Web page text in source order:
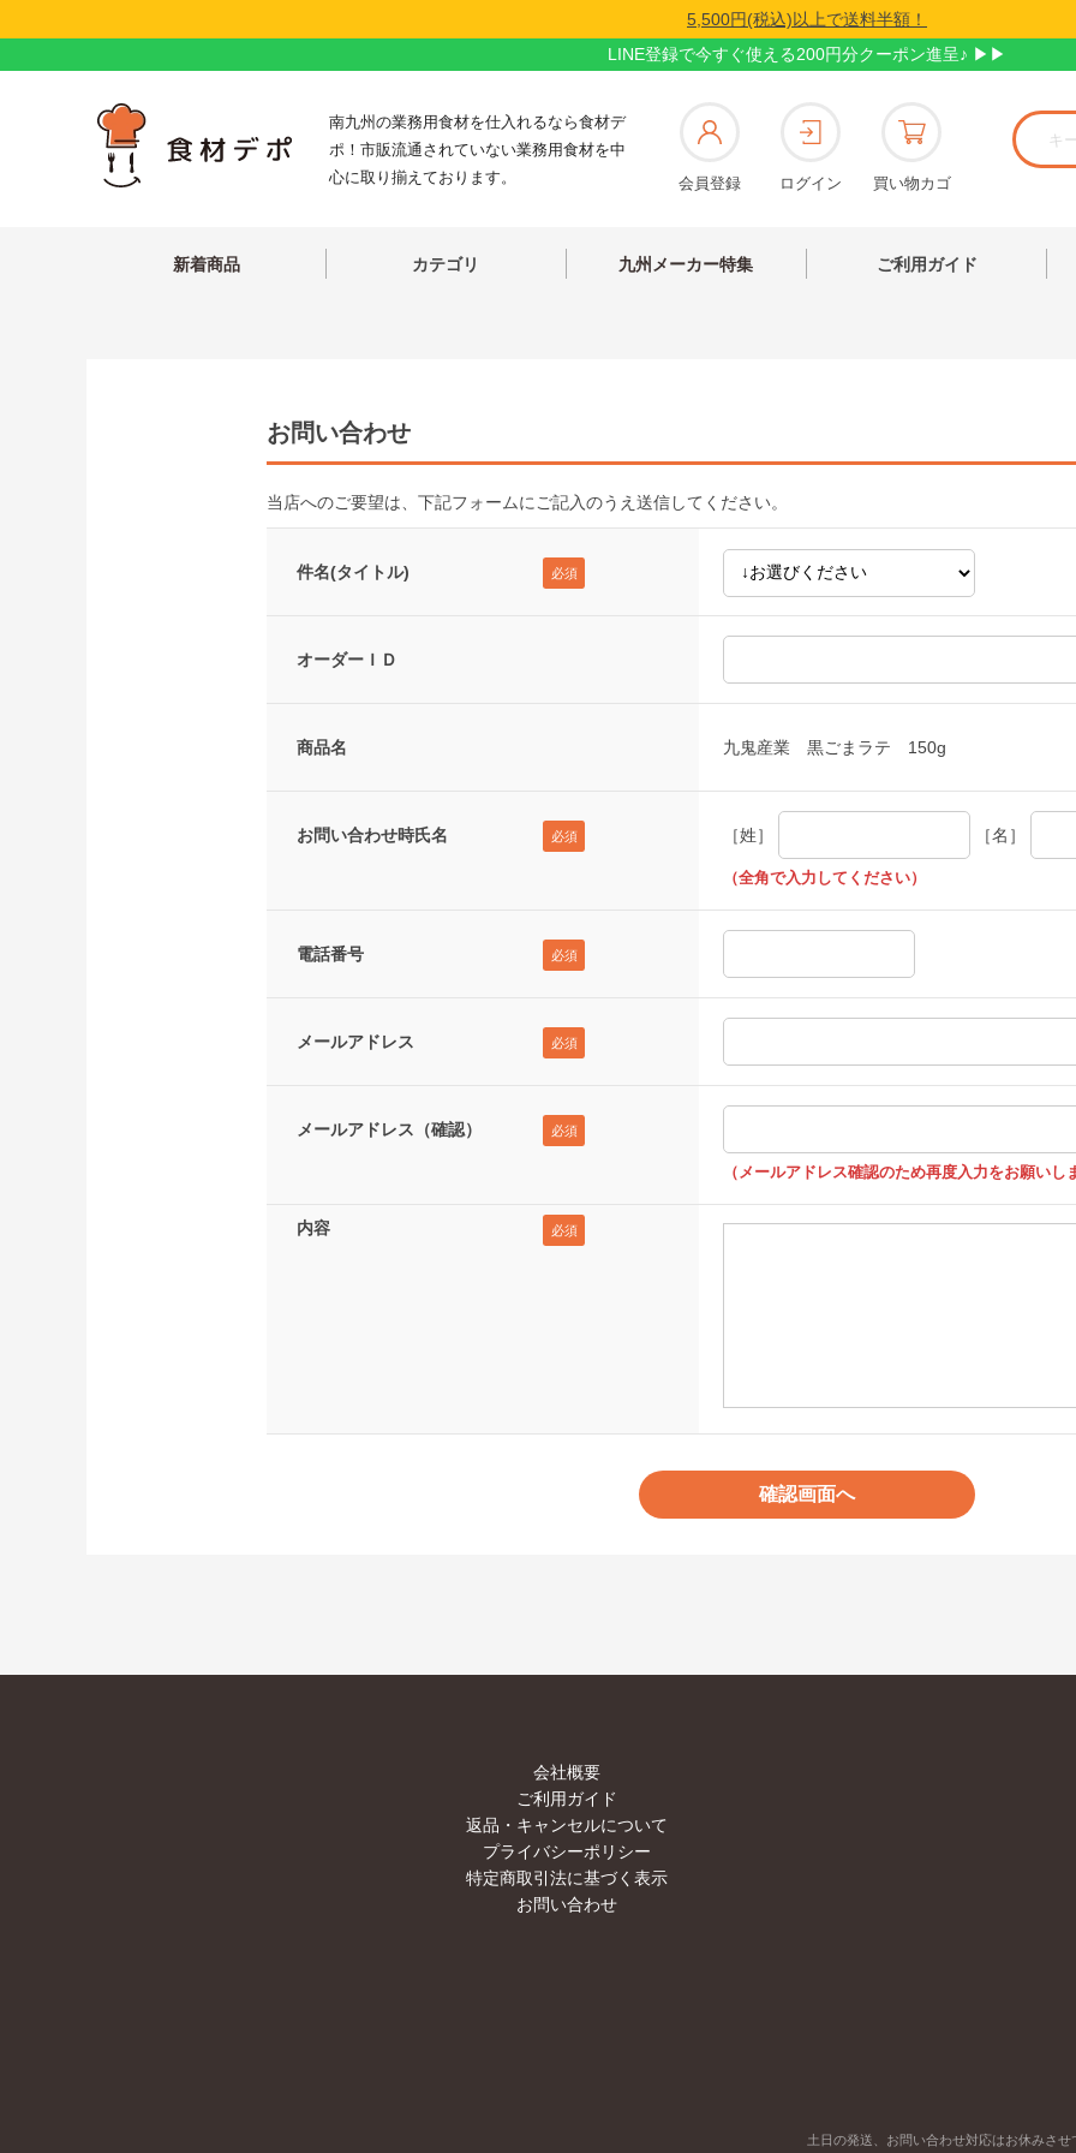
5,500円(税込)以上で送料半額！
LINE登録で今すぐ使える200円分クーポン進呈♪ ▶▶
南九州の業務用食材を仕入れるなら食材デ
ポ！市販流通されていない業務用食材を中
心に取り揃えております。
会員登録 ログイン 買い物カゴ
新着商品 カテゴリ 九州メーカー特集 ご利用ガイド
お問い合わせ
当店へのご要望は、下記フォームにご記入のうえ送信してください。
件名(タイトル)
オーダーＩＤ
商品名 九鬼産業 黒ごまラテ 150g
お問い合わせ時氏名 ［姓］ ［名］
（全角で入力してください）
電話番号
メールアドレス
メールアドレス（確認）
（メールアドレス確認のため再度入力をお願いし
内容
会社概要
ご利用ガイド
返品・キャンセルについて
プライバシーポリシー
特定商取引法に基づく表示
お問い合わせ
土日の発送、お問い合わせ対応はお休みさせ